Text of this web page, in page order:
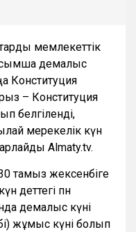
мемлекеттік
демалыс
Конституция
– Конституция
белгіленді,
мерекелік күн
Almaty.tv.
тамыз жексенбіге
әдеттегі пән
демалыс күні
жұмыс күні болып